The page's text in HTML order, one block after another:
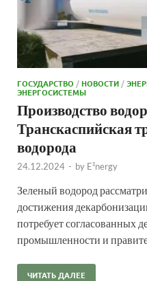
ГОСУДАРСТВО /НОВОСТИ /
ЭНЕРГОСИСТЕМЫ
Производство
Транскаспийская
водорода
24.12.2024 - by E²nergy
Зеленый водород
достижения
потребует согласованных
промышленности и
ЧИТАТЬ ДАЛЕЕ